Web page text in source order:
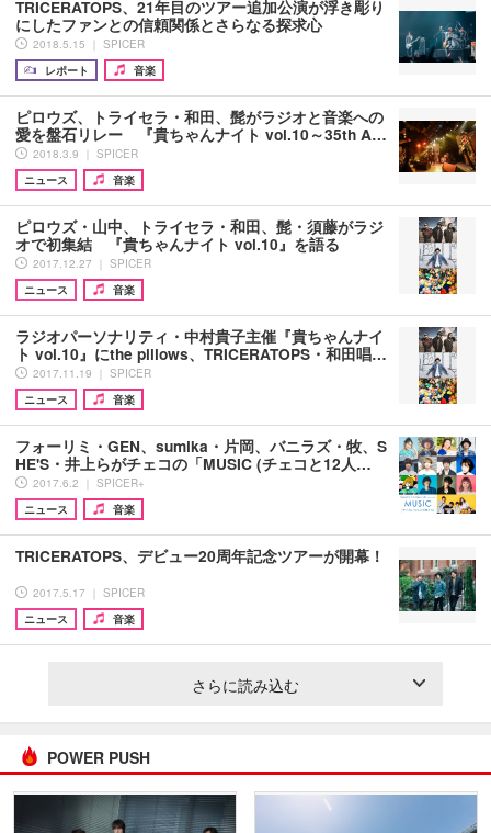
TRICERATOPS、21年目のツアー追加公演が浮き彫り
にしたファンとの信頼関係とさらなる探求心
2018.5.15 ｜ SPICER
レポート
音楽
ピロウズ、トライセラ・和田、髭がラジオと音楽への
愛を盤石リレー 『貴ちゃんナイト vol.10～35th A…
2018.3.9 ｜ SPICER
ニュース
音楽
ピロウズ・山中、トライセラ・和田、髭・須藤がラジ
オで初集結 『貴ちゃんナイト vol.10』を語る
2017.12.27 ｜ SPICER
ニュース
音楽
ラジオパーソナリティ・中村貴子主催『貴ちゃんナイ
ト vol.10』にthe pillows、TRICERATOPS・和田唱…
2017.11.19 ｜ SPICER
ニュース
音楽
フォーリミ・GEN、sumika・片岡、バニラズ・牧、S
HE'S・井上らがチェコの「MUSIC (チェコと12人…
2017.6.2 ｜ SPICER+
ニュース
音楽
TRICERATOPS、デビュー20周年記念ツアーが開幕！
2017.5.17 ｜ SPICER
ニュース
音楽
さらに読み込む
POWER PUSH